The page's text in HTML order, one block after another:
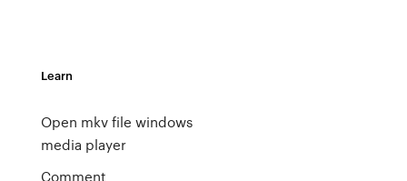
Learn
Open mkv file windows
media player
Comment